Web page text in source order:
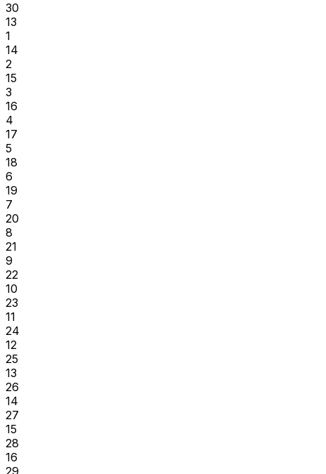
30
13
1
14
2
15
3
16
4
17
5
18
6
19
7
20
8
21
9
22
10
23
11
24
12
25
13
26
14
27
15
28
16
29